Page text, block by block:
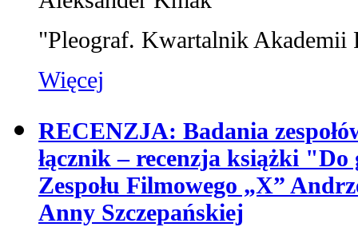
"Pleograf. Kwartalnik Akademii
Więcej
RECENZJA: Badania
łącznik – recenzja książki
Zespołu Filmowego „X”
Anny Szczepańskiej